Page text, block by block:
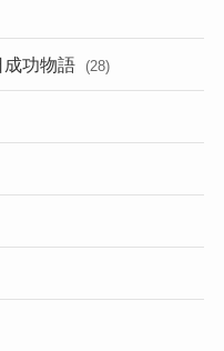
成功物語 (28)